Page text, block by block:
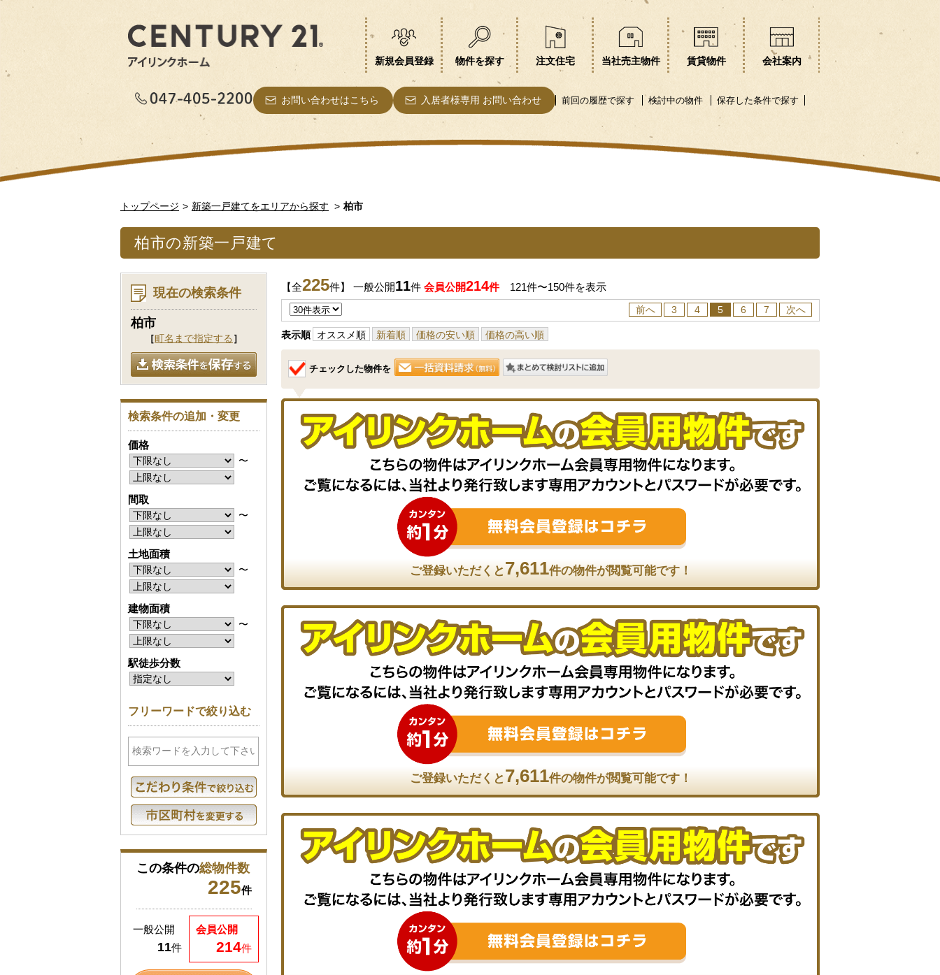
新規会員登録 物件を探す 注文住宅 当社売主物件 賃貸物件 会社案内
お問い合わせはこちら 入居者様専用 お問い合わせ 前回の履歴で探す 検討中の物件 保存した条件で探す
トップページ 新築一戸建てをエリアから探す 柏市
柏市の新築一戸建て
【全225件】 一般公開11件 会員公開214件121件〜150件を表示
前へ 3 4 5 6 7 次へ
表示順 オススメ順 新着順 価格の安い順 価格の高い順
チェックした物件を
ご登録いただくと7,611件の物件が閲覧可能です！
ご登録いただくと7,611件の物件が閲覧可能です！
現在の検索条件
柏市
［町名まで指定する ］
検索条件の追加・変更
価格
〜
間取
〜
土地面積
〜
建物面積
〜
駅徒歩分数
フリーワードで絞り込む
この条件の総物件数
225件
会員公開
214件
一般公開
11件